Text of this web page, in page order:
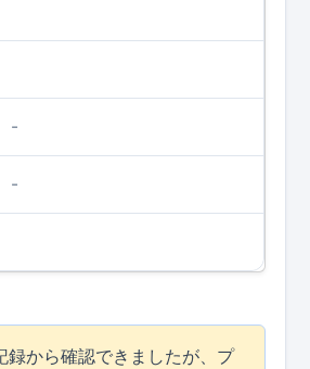
-
-
録から確認できましたが、プ